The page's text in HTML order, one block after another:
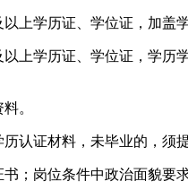
上学历证、学位证，加
上学历证、学位证，学
。
认证材料，未毕业的，须
；岗位条件中政治面貌